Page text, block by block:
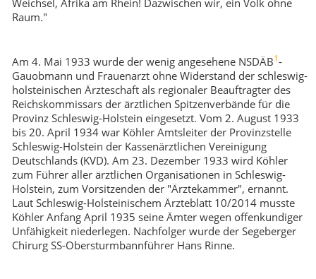
Raum."
Am 4. Mai 1933 wurde der wenig angesehene NSDÄB1-
Gauobmann und Frauenarzt ohne Widerstand der schleswig-
holsteinischen Ärzteschaft als regionaler Beauftragter des
Reichskommissars der ärztlichen Spitzenverbände für die
Provinz Schleswig-Holstein eingesetzt. Vom 2. August 1933
bis 20. April 1934 war Köhler Amtsleiter der Provinzstelle
Schleswig-Holstein der Kassenärztlichen Vereinigung
Deutschlands (KVD). Am 23. Dezember 1933 wird Köhler
zum Führer aller ärztlichen Organisationen in Schleswig-
Holstein, zum Vorsitzenden der "Ärztekammer", ernannt.
Laut Schleswig-Holsteinischem Ärzteblatt 10/2014 musste
Köhler Anfang April 1935 seine Ämter wegen offenkundiger
Unfähigkeit niederlegen. Nachfolger wurde der Segeberger
Chirurg SS-Obersturmbannführer Hans Rinne.